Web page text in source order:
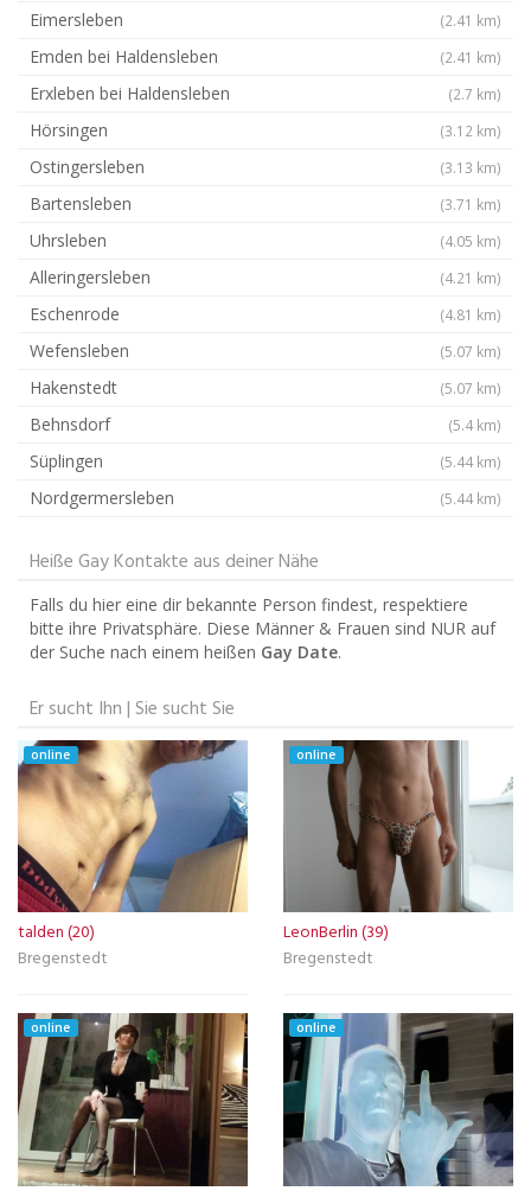
Eimersleben (2.41 km)
Emden bei Haldensleben (2.41 km)
Erxleben bei Haldensleben (2.7 km)
Hörsingen (3.12 km)
Ostingersleben (3.13 km)
Bartensleben (3.71 km)
Uhrsleben (4.05 km)
Alleringersleben (4.21 km)
Eschenrode (4.81 km)
Wefensleben (5.07 km)
Hakenstedt (5.07 km)
Behnsdorf (5.4 km)
Süplingen (5.44 km)
Nordgermersleben (5.44 km)
Heiße Gay Kontakte aus deiner Nähe
Falls du hier eine dir bekannte Person findest, respektiere
bitte ihre Privatsphäre. Diese Männer & Frauen sind NUR auf
der Suche nach einem heißen Gay Date.
Er sucht Ihn | Sie sucht Sie
online
talden (20)
Bregenstedt
online
LeonBerlin (39)
Bregenstedt
online online